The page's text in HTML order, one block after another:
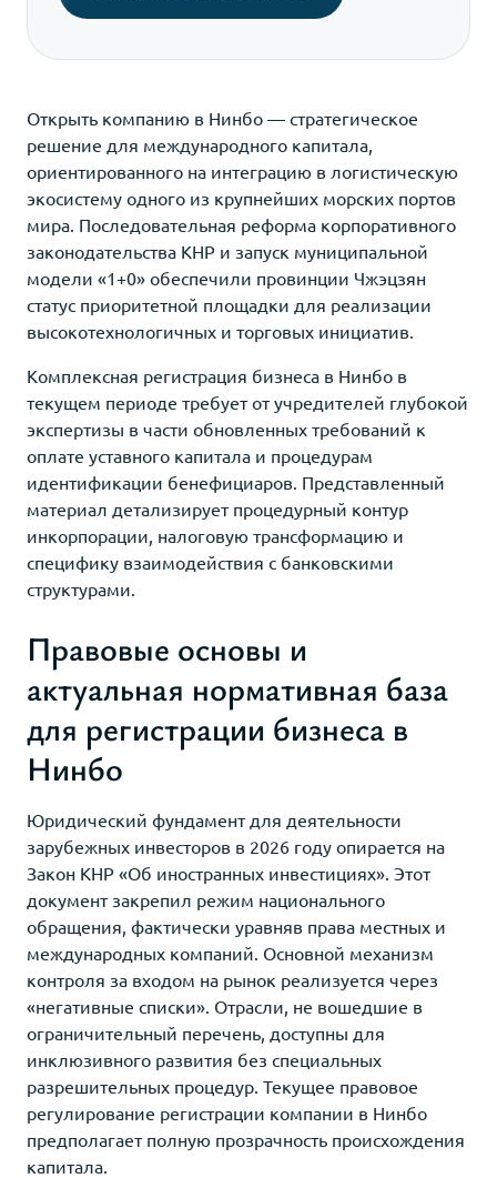
Открыть компанию в Нинбо — стратегическое
решение для международного капитала,
ориентированного на интеграцию в логистическую
экосистему одного из крупнейших морских портов
мира. Последовательная реформа корпоративного
законодательства КНР и запуск муниципальной
модели «1+0» обеспечили провинции Чжэцзян
статус приоритетной площадки для реализации
высокотехнологичных и торговых инициатив.
Комплексная регистрация бизнеса в Нинбо в
текущем периоде требует от учредителей глубокой
экспертизы в части обновленных требований к
оплате уставного капитала и процедурам
идентификации бенефициаров. Представленный
материал детализирует процедурный контур
инкорпорации, налоговую трансформацию и
специфику взаимодействия с банковскими
структурами.
Правовые основы и
актуальная нормативная база
для регистрации бизнеса в
Нинбо
Юридический фундамент для деятельности
зарубежных инвесторов в 2026 году опирается на
Закон КНР «Об иностранных инвестициях». Этот
документ закрепил режим национального
обращения, фактически уравняв права местных и
международных компаний. Основной механизм
контроля за входом на рынок реализуется через
«негативные списки». Отрасли, не вошедшие в
ограничительный перечень, доступны для
инклюзивного развития без специальных
разрешительных процедур. Текущее правовое
регулирование регистрации компании в Нинбо
предполагает полную прозрачность происхождения
капитала.